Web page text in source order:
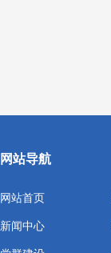
网站导航
网站首页
新闻中心